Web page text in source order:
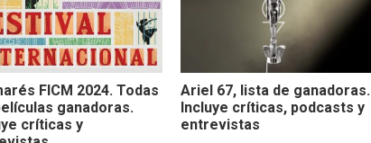
FICM 2024. Todas
ganadoras.
críticas y
Ariel 67, lista de ganadoras.
Incluye críticas, podcasts y
entrevistas